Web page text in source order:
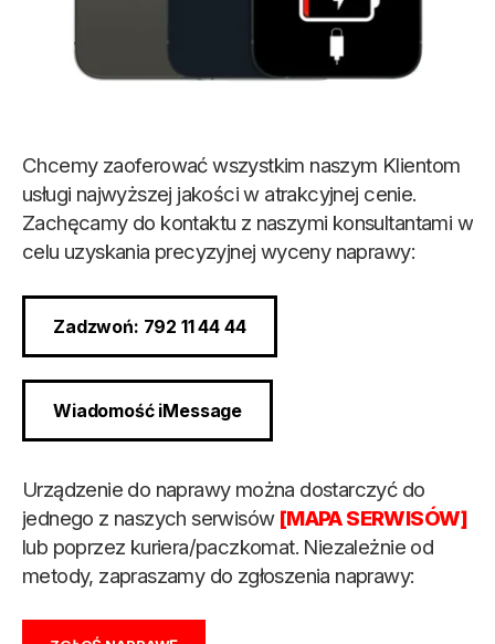
Chcemy zaoferować wszystkim naszym Klientom
usługi najwyższej jakości w atrakcyjnej cenie.
Zachęcamy do kontaktu z naszymi konsultantami w
celu uzyskania precyzyjnej wyceny naprawy:
Zadzwoń: 792 11 44 44
Wiadomość iMessage
Urządzenie do naprawy można dostarczyć do
jednego z naszych serwisów [MAPA SERWISÓW]
lub poprzez kuriera/paczkomat. Niezależnie od
metody, zapraszamy do zgłoszenia naprawy: